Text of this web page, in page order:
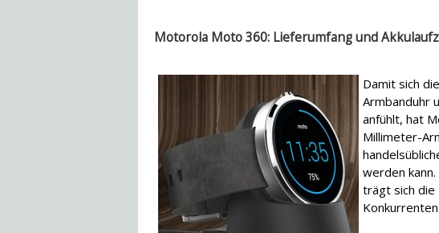
Motorola Moto 360: Lieferumfang und
Damit sich
Armbanduhr
anfühlt, hat
Millimeter-
werden
trägt sich die